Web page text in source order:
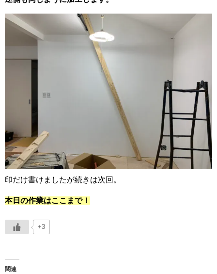
印だけ書けましたが続きは次回。
本日の作業はここまで！
+3
関連